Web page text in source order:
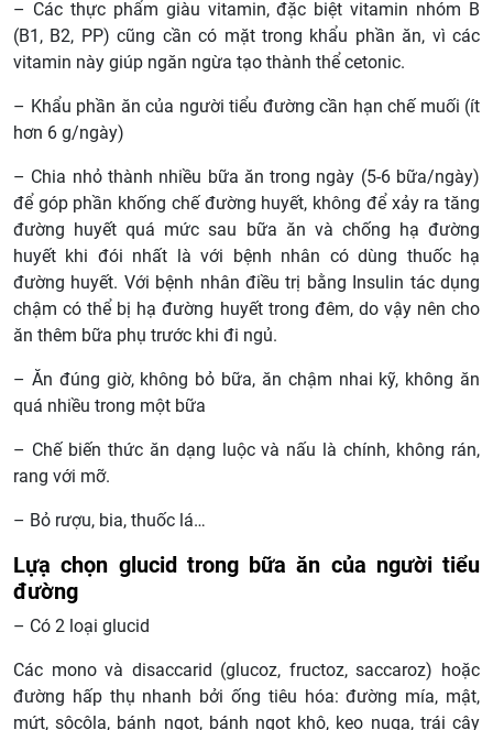
– Các thực phẩm giàu vitamin, đặc biệt vitamin nhóm B
(B1, B2, PP) cũng cần có mặt trong khẩu phần ăn, vì các
vitamin này giúp ngăn ngừa tạo thành thể cetonic.
– Khẩu phần ăn của người tiểu đường cần hạn chế muối (ít
hơn 6 g/ngày)
– Chia nhỏ thành nhiều bữa ăn trong ngày (5-6 bữa/ngày)
để góp phần khống chế đường huyết, không để xảy ra tăng
đường huyết quá mức sau bữa ăn và chống hạ đường
huyết khi đói nhất là với bệnh nhân có dùng thuốc hạ
đường huyết. Với bệnh nhân điều trị bằng Insulin tác dụng
chậm có thể bị hạ đường huyết trong đêm, do vậy nên cho
ăn thêm bữa phụ trước khi đi ngủ.
– Ăn đúng giờ, không bỏ bữa, ăn chậm nhai kỹ, không ăn
quá nhiều trong một bữa
– Chế biến thức ăn dạng luộc và nấu là chính, không rán,
rang với mỡ.
– Bỏ rượu, bia, thuốc lá…
Lựạ chọn glucid trong bữa ăn của người tiểu
đường
– Có 2 loại glucid
Các mono và disaccarid (glucoz, fructoz, saccaroz) hoặc
đường hấp thụ nhanh bởi ống tiêu hóa: đường mía, mật,
mứt, sôcôla, bánh ngọt, bánh ngọt khô, kẹo nuga, trái cây